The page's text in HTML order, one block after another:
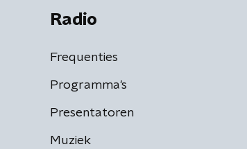
Radio
Frequenties
Programma's
Presentatoren
Muziek